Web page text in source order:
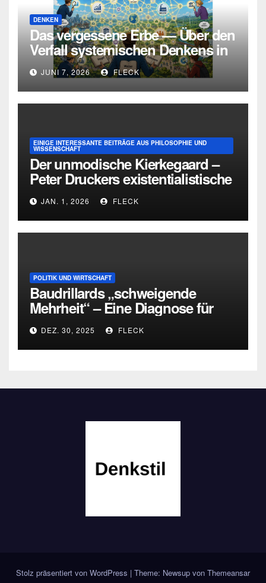
DENKEN
Das vergessene Erbe — Über den
Verfall systemischen Denkens in
Deutschland
JUNI 7, 2026 FLECK
EINIGE INTERESSANTE BEITRÄGE AUS PHILOSOPHIE UND
WISSENSCHAFT
Der unmodische Kierkegaard –
Peter Druckers existentialistische
Intervention von 1933
JAN. 1, 2026 FLECK
POLITIK UND WIRTSCHAFT
Baudrillards „schweigende
Mehrheit“ – Eine Diagnose für
heuteDEZ. 30, 2025 FLECK
Stolz präsentiert von WordPress | Theme: Newsup von Themeansar